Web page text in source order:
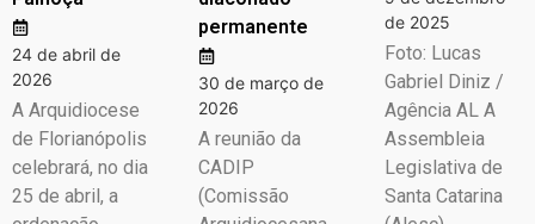
24 de abril de
2026
A Arquidiocese
de Florianópolis
celebrará, no dia
25 de abril, a
permanente
30 de março de
2026
A reunião da
CADIP
(Comissão
de 2025
Foto: Lucas
Gabriel Diniz /
Agência AL A
Assembleia
Legislativa de
Santa Catarina